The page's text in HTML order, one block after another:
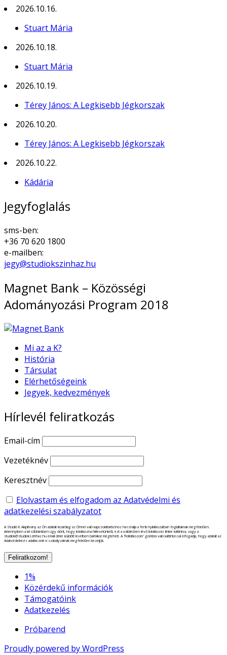
2026.10.16.
Stuart Mária
2026.10.18.
Stuart Mária
2026.10.19.
Térey János: A Legkisebb Jégkorszak
2026.10.20.
Térey János: A Legkisebb Jégkorszak
2026.10.22.
Kádária
Jegyfoglalás
sms-ben:
+36 70 620 1800
e-mailben:
jegy@studiokszinhaz.hu
Magnet Bank – Közösségi
Adományozási Program 2018
Mi az a K?
História
Társulat
Elérhetőségeink
Jegyek, kedvezmények
Hírlevél feliratkozás
Email-cím
Vezetéknév
Keresztnév
Elolvastam és elfogadom az Adatvédelmi és
adatkezelési szabályzatot
A Stúdió K Alapítvány az Ön adatait kizárólag az Önnel való kapcsolattartáshoz használja a fenti nyilatkozatban foglaltaknak megfelelően.
Amennyiben a későbbiekben úgy dönt, hogy leiratkozna hírlevelünkről, ezt a a láblécben lévő leiratkozás linkre kattintva, vagy a
studiok@studiokszinhaz.hu email címre küldött levélben bármikor megteheti. A 'Feliratkozom' gombra való kattintással elfogadja, hogy adatait az
Adatvédelmi és adatkezelési szabályzatnak megfelelően kezeljük.
1%
Közérdekű információk
Támogatóink
Adatkezelés
Próbarend
Proudly powered by WordPress